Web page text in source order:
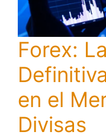
Forex:
en el
Divisas